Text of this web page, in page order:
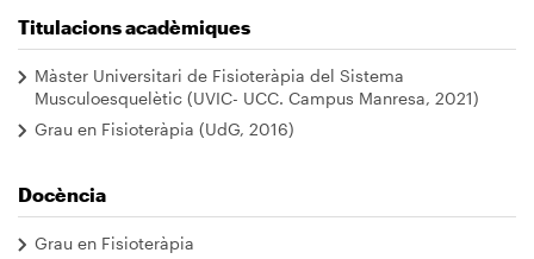
Titulacions acadèmiques
Màster Universitari de Fisioteràpia del Sistema
Musculoesquelètic (UVIC- UCC. Campus Manresa, 2021)
Grau en Fisioteràpia (UdG, 2016)
Docència
Grau en Fisioteràpia